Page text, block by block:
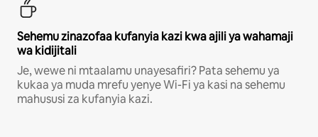
Sehemu zinazofaa kufanyia kazi kwa ajili ya wahamaji
wa kidijitali
Je, wewe ni mtaalamu unayesafiri? Pata sehemu ya
kukaa ya muda mrefu yenye Wi-Fi ya kasi na sehemu
mahususi za kufanyia kazi.